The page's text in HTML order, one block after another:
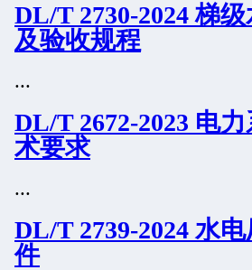
DL/T 2730-2024 梯
及验收规程
...
DL/T 2672-2023 电
术要求
...
DL/T 2739-2024 水
件